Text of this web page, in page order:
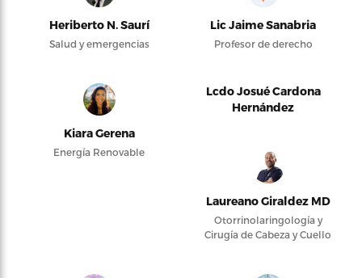
Heriberto N. Saurí
Salud y emergencias
Lic Jaime Sanabria
Profesor de derecho
Kiara Gerena
Energía Renovable
Lcdo Josué Cardona
Hernández
Laureano Giraldez MD
Otorrinolaringología y
Cirugía de Cabeza y Cuello